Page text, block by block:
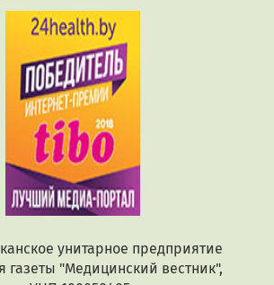
унитарное предприятие
газеты "Медицинский вестник",